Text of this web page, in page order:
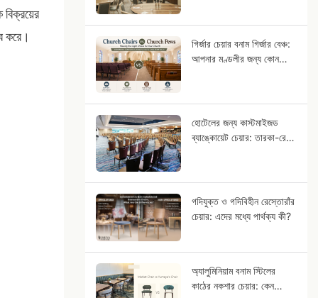
করে।
গির্জার চেয়ার বনাম গির্জার বেঞ্চ:
আপনার মণ্ডলীর জন্য কোন
হোটেলের জন্য কাস্টমাইজড
ব্যাঙ্কোয়েট চেয়ার: তারকা-রেটিং
গদিযুক্ত ও গদিবিহীন রেস্তোরাঁর
চেয়ার: এদের মধ্যে পার্থক্য কী?
অ্যালুমিনিয়াম বনাম স্টিলের
কাঠের নকশার চেয়ার: কেন